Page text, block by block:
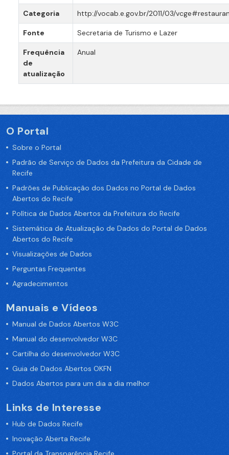
Categoria http://vocab.e.gov.br/2011/03/
Fonte Secretaria de Turismo e Lazer
Frequência
de
atualização
Anual
O Portal
Sobre o Portal
Padrão de Serviço de Dados da Prefeitura da Cidade de
Recife
Padrões de Publicação dos Dados no Portal de Dados
Abertos do Recife
Política de Dados Abertos da Prefeitura do Recife
Sistemática de Atualização de Dados do Portal de Dados
Abertos do Recife
Visualizações de Dados
Perguntas Frequentes
Agradecimentos
Manuais e Vídeos
Manual de Dados Abertos W3C
Manual do desenvolvedor W3C
Cartilha do desenvolvedor W3C
Guia de Dados Abertos OKFN
Dados Abertos para um dia a dia melhor
Links de Interesse
Hub de Dados Recife
Inovação Aberta Recife